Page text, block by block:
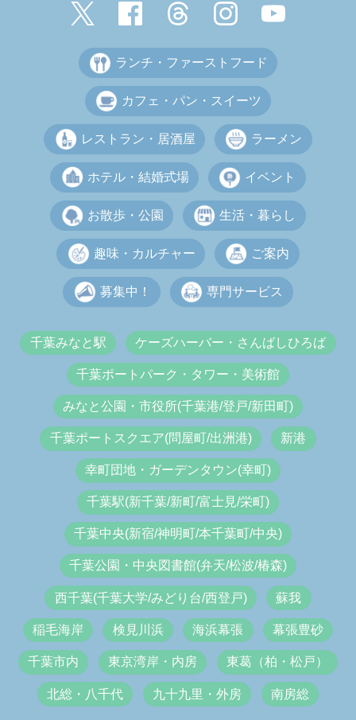
ランチ・ファーストフード
カフェ・パン・スイーツ
レストラン・居酒屋 ラーメン
ホテル・結婚式場 イベント
お散歩・公園 生活・暮らし
趣味・カルチャー ご案内
募集中！ 専門サービス
千葉みなと駅 ケーズハーバー・さんばしひろば
千葉ポートパーク・タワー・美術館
みなと公園・市役所(千葉港/登戸/新田町)
千葉ポートスクエア(問屋町/出洲港) 新港
幸町団地・ガーデンタウン(幸町)
千葉駅(新千葉/新町/富士見/栄町)
千葉中央(新宿/神明町/本千葉町/中央)
千葉公園・中央図書館(弁天/松波/椿森)
西千葉(千葉大学/みどり台/西登戸) 蘇我
稲毛海岸 検見川浜 海浜幕張 幕張豊砂
千葉市内 東京湾岸・内房 東葛（柏・松戸）
北総・八千代 九十九里・外房 南房総